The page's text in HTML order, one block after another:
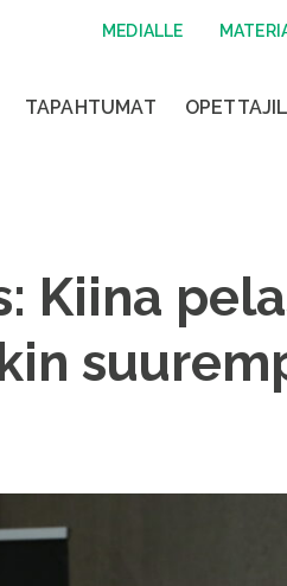
MEDIALLE
TAPAHTUMAT
Kiina